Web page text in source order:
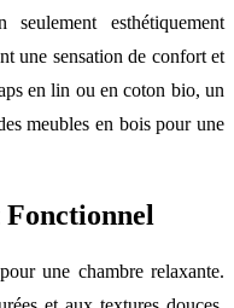
esthétiquement
une sensation de confort et
en lin ou en coton bio, un
meubles en bois pour une
une chambre relaxante.